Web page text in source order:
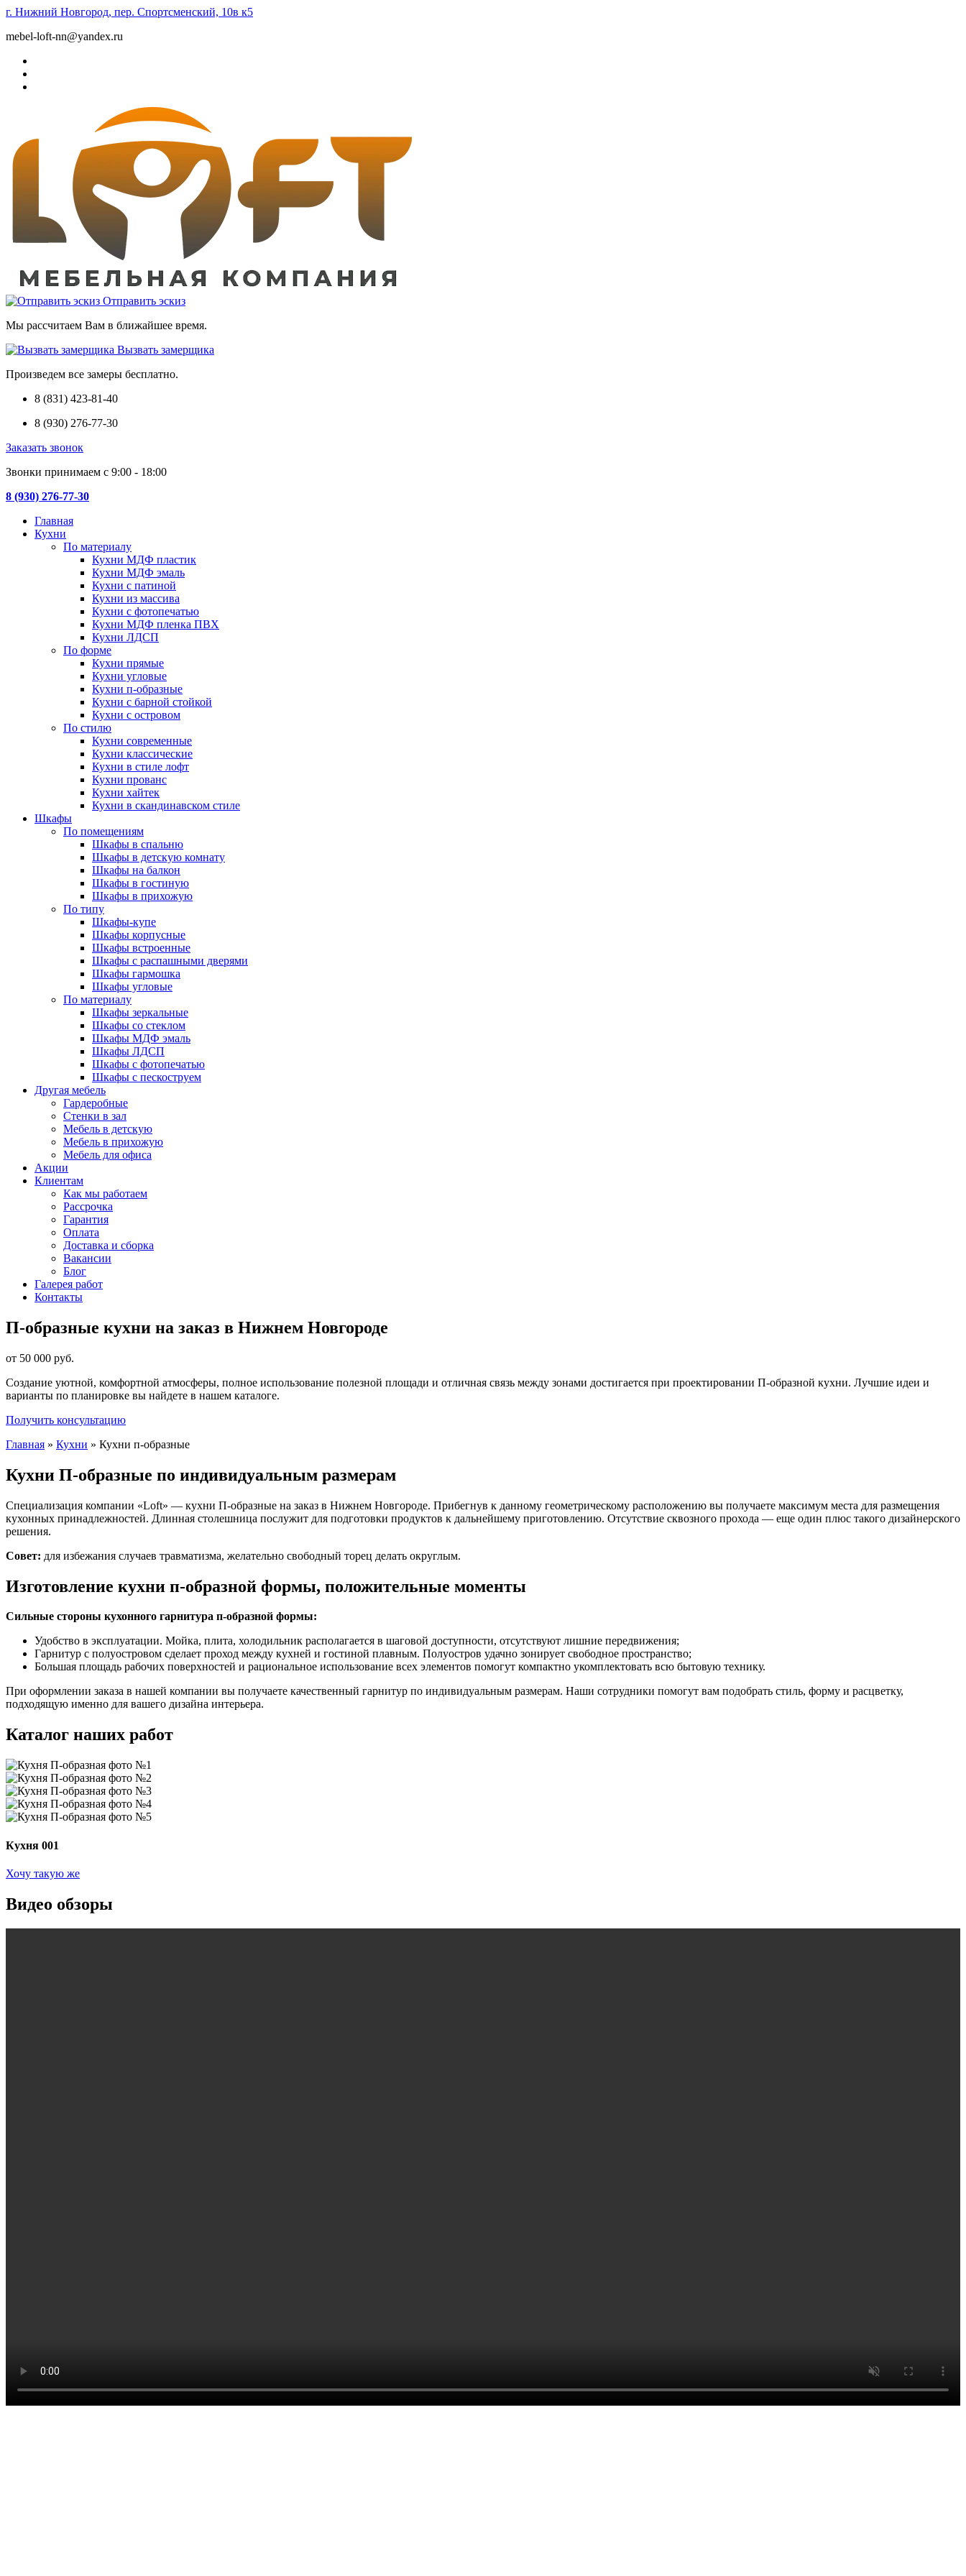
г. Нижний Новгород, пер. Спортсменский, 10в к5
mebel-loft-nn@yandex.ru
Отправить эскиз
Мы рассчитаем Вам в ближайшее время.
Вызвать замерщика
Произведем все замеры бесплатно.
8 (831) 423-81-40
8 (930) 276-77-30
Заказать звонок
Звонки принимаем с 9:00 - 18:00
8 (930) 276-77-30
Главная
Кухни
По материалу
Кухни МДФ пластик
Кухни МДФ эмаль
Кухни с патиной
Кухни из массива
Кухни с фотопечатью
Кухни МДФ пленка ПВХ
Кухни ЛДСП
По форме
Кухни прямые
Кухни угловые
Кухни п-образные
Кухни с барной стойкой
Кухни с островом
По стилю
Кухни современные
Кухни классические
Кухни в стиле лофт
Кухни прованс
Кухни хайтек
Кухни в скандинавском стиле
Шкафы
По помещениям
Шкафы в спальню
Шкафы в детскую комнату
Шкафы на балкон
Шкафы в гостиную
Шкафы в прихожую
По типу
Шкафы-купе
Шкафы корпусные
Шкафы встроенные
Шкафы с распашными дверями
Шкафы гармошка
Шкафы угловые
По материалу
Шкафы зеркальные
Шкафы со стеклом
Шкафы МДФ эмаль
Шкафы ЛДСП
Шкафы с фотопечатью
Шкафы с пескоструем
Другая мебель
Гардеробные
Стенки в зал
Мебель в детскую
Мебель в прихожую
Мебель для офиса
Акции
Клиентам
Как мы работаем
Рассрочка
Гарантия
Оплата
Доставка и сборка
Вакансии
Блог
Галерея работ
Контакты
П-образные кухни на заказ в Нижнем Новгороде
от 50 000 руб.
Создание уютной, комфортной атмосферы, полное использование полезной площади и отличная связь между зонами достигается при проектировании П-образной кухни. Лучшие идеи и
варианты по планировке вы найдете в нашем каталоге.
Получить консультацию
Главная » Кухни » Кухни п-образные
Кухни П-образные по индивидуальным размерам
Специализация компании «Loft» — кухни П-образные на заказ в Нижнем Новгороде. Прибегнув к данному геометрическому расположению вы получаете максимум места для размещения
кухонных принадлежностей. Длинная столешница послужит для подготовки продуктов к дальнейшему приготовлению. Отсутствие сквозного прохода — еще один плюс такого дизайнерского
решения.
Совет: для избежания случаев травматизма, желательно свободный торец делать округлым.
Изготовление кухни п-образной формы, положительные моменты
Сильные стороны кухонного гарнитура п-образной формы:
Удобство в эксплуатации. Мойка, плита, холодильник располагается в шаговой доступности, отсутствуют лишние передвижения;
Гарнитур с полуостровом сделает проход между кухней и гостиной плавным. Полуостров удачно зонирует свободное пространство;
Большая площадь рабочих поверхностей и рациональное использование всех элементов помогут компактно укомплектовать всю бытовую технику.
При оформлении заказа в нашей компании вы получаете качественный гарнитур по индивидуальным размерам. Наши сотрудники помогут вам подобрать стиль, форму и расцветку,
подходящую именно для вашего дизайна интерьера.
Каталог наших работ
Кухня 001
Хочу такую же
Видео обзоры